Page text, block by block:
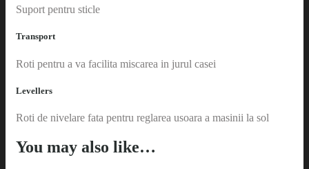
Suport pentru sticle
Transport
Roti pentru a va facilita miscarea in jurul casei
Levellers
Roti de nivelare fata pentru reglarea usoara a masinii la sol
You may also like…